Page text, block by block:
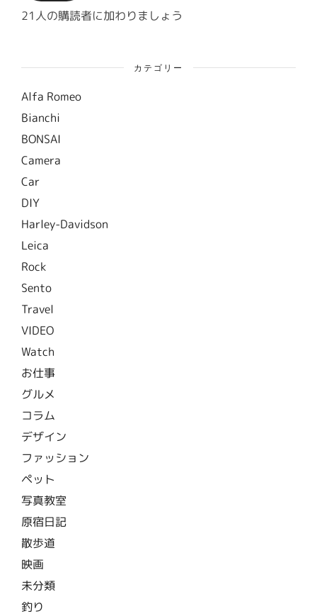
ス
21人の購読者に加わりましょう
カテゴリー
Alfa Romeo
Bianchi
BONSAI
Camera
Car
DIY
Harley-Davidson
Leica
Rock
Sento
Travel
VIDEO
Watch
お仕事
グルメ
コラム
デザイン
ファッション
ペット
写真教室
原宿日記
散歩道
映画
未分類
釣り